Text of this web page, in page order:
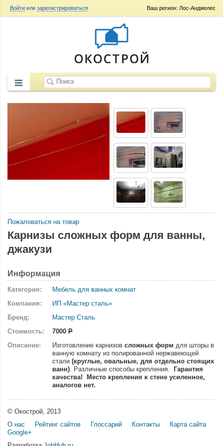
Ваш регион: Лос-Анджелес
Войти или зарегистрироваться
Пожаловаться на товар
Карнизы сложных форм для ванны,
джакузи
Информация
Категория:
Мебель для ванных комнат
Компания:
ИП «Мастер сталь»
Бренд:
Мастер Сталь
Стоимость:
7000 Р
Описание:
Изготовление карнизов сложных форм для шторы в
ванную комнату из полированной нержавеющей
стали (круглые, овальные, для отдельно стоящих
ванн). Различные способы крепления.
Гарантия
качества!
Место крепления к стене усиленное,
аналогов нет.
© Окострой, 2013
О нас
Рейтинг сайтов Глоссарий Контакты
Карта сайта
Google+